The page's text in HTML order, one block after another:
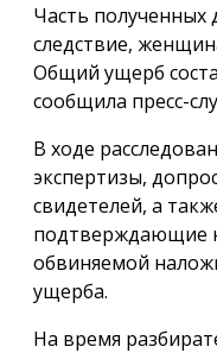
Часть полученных
следствие,
Общий ущерб
сообщила пресс-
В ходе
экспертизы,
свидетелей, а
подтверждающие
обвиняемой
ущерба.
На время